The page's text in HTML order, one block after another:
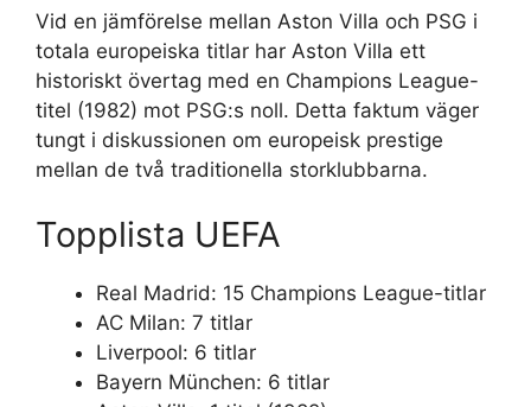
Vid en jämförelse mellan Aston Villa och PSG i
totala europeiska titlar har Aston Villa ett
historiskt övertag med en Champions League-
titel (1982) mot PSG:s noll. Detta faktum väger
tungt i diskussionen om europeisk prestige
mellan de två traditionella storklubbarna.
Topplista UEFA
Real Madrid: 15 Champions League-titlar
AC Milan: 7 titlar
Liverpool: 6 titlar
Bayern München: 6 titlar